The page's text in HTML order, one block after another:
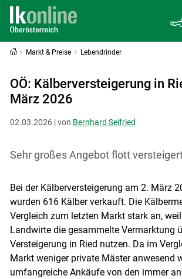
Markt & Preise Lebendrinder
OÖ: Kälberversteigerung in
März 2026
02.03.2026 | von Bernhard Seifried
Sehr großes Angebot flott
Bei der Kälberversteigerung am 2. März
wurden 616 Kälber verkauft. Die
Vergleich zum letzten Markt stark an,
Landwirte die gesammelte Vermarktung
Versteigerung in Ried nutzen. Da im
Markt weniger private Mäster anwesend
umfangreiche Ankäufe von den immer